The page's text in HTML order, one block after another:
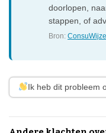
doorlopen,
stappen, of
Bron:
Ik heb dit probleem